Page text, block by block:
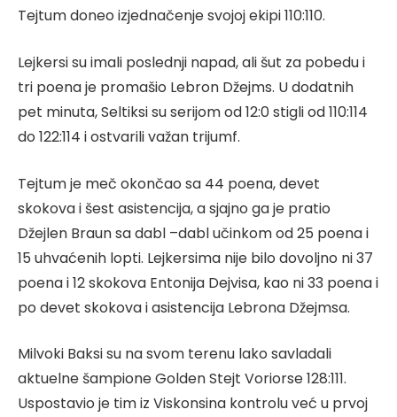
Tejtum doneo izjednačenje svojoj ekipi 110:110.
Lejkersi su imali poslednji napad, ali šut za pobedu i
tri poena je promašio Lebron Džejms. U dodatnih
pet minuta, Seltiksi su serijom od 12:0 stigli od 110:114
do 122:114 i ostvarili važan trijumf.
Tejtum je meč okončao sa 44 poena, devet
skokova i šest asistencija, a sjajno ga je pratio
Džejlen Braun sa dabl –dabl učinkom od 25 poena i
15 uhvaćenih lopti. Lejkersima nije bilo dovoljno ni 37
poena i 12 skokova Entonija Dejvisa, kao ni 33 poena i
po devet skokova i asistencija Lebrona Džejmsa.
Milvoki Baksi su na svom terenu lako savladali
aktuelne šampione Golden Stejt Voriorse 128:111.
Uspostavio je tim iz Viskonsina kontrolu već u prvoj